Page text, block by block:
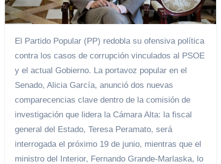
El Partido Popular (PP) redobla su ofensiva política
contra los casos de corrupción vinculados al PSOE
y el actual Gobierno. La portavoz popular en el
Senado, Alicia García, anunció dos nuevas
comparecencias clave dentro de la comisión de
investigación que lidera la Cámara Alta: la fiscal
general del Estado, Teresa Peramato, será
interrogada el próximo 19 de junio, mientras que el
ministro del Interior, Fernando Grande-Marlaska, lo